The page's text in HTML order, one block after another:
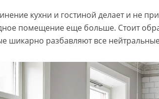
кухни и гостиной делает и не
помещение еще больше. Стоит
шикарно разбавляют все